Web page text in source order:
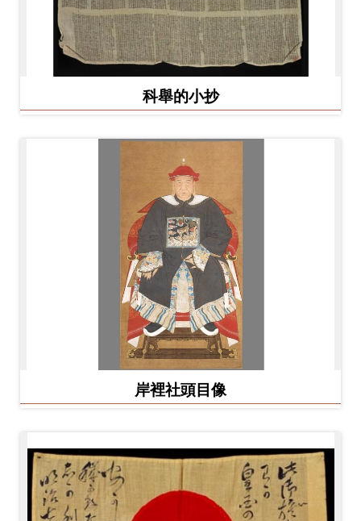
科舉的小抄
岸裡社頭目像